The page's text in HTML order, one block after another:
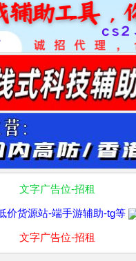
文字广告位-招租
价货源站-端手游辅助-tg等
文字广告位-招租